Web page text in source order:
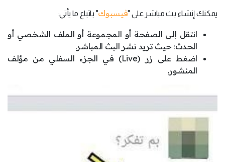
يمكنك إنشاء بث مباشر على "فيسبوك" باتباع ما يأتي:
انتقل إلى الصفحة أو المجموعة أو الملف الشخصي أو
الحدث؛ حيث تريد نشر البث المباشر.
اضغط على زر (Live) في الجزء السفلي من مؤلف
المنشور.